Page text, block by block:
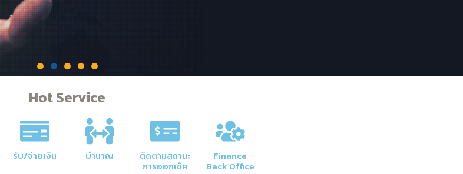
Hot Service
รับ/จ่ายเงิน บำนาญ ติดตามสถานะ
การออกเช็ค
Finance
Back Office